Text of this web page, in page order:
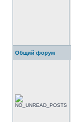
Общий форум